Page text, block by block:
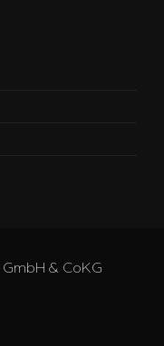
& CoKG